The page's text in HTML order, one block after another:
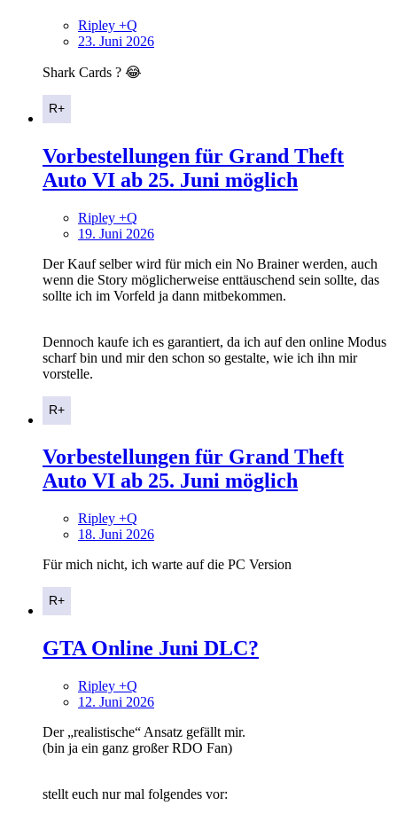
Ripley +Q
23. Juni 2026
Shark Cards ? 😂
Vorbestellungen für Grand Theft
Auto VI ab 25. Juni möglich
Ripley +Q
19. Juni 2026
Der Kauf selber wird für mich ein No Brainer werden, auch
wenn die Story möglicherweise enttäuschend sein sollte, das
sollte ich im Vorfeld ja dann mitbekommen.
Dennoch kaufe ich es garantiert, da ich auf den online Modus
scharf bin und mir den schon so gestalte, wie ich ihn mir
vorstelle.
Vorbestellungen für Grand Theft
Auto VI ab 25. Juni möglich
Ripley +Q
18. Juni 2026
Für mich nicht, ich warte auf die PC Version
GTA Online Juni DLC?
Ripley +Q
12. Juni 2026
Der „realistische“ Ansatz gefällt mir.
(bin ja ein ganz großer RDO Fan)
stellt euch nur mal folgendes vor: